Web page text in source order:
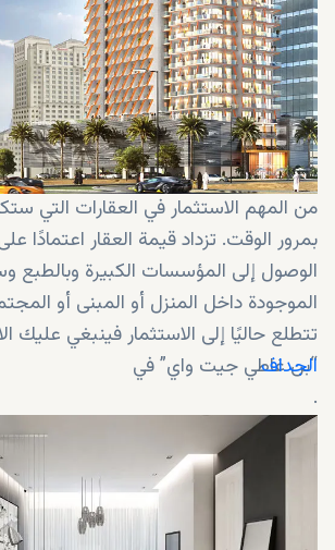
من المهم الاستثمار في العقارات التي
بمرور الوقت. تزداد قيمة العقار اعتمادًا
الوصول إلى المؤسسات الكبيرة وبالطبع
الموجودة داخل المنزل أو المبنى أو
تتطلع حاليًا إلى الاستثمار فينبغي عليك
“بن غاطي جيت واي” في
الجداف
.